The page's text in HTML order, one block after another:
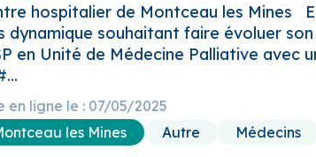
les Mines Autre Médecins
hospitalier de Montceau les Mines
dynamique souhaitant faire évoluer
en Unité de Médecine Palliative avec
en ligne le : 07/05/2025